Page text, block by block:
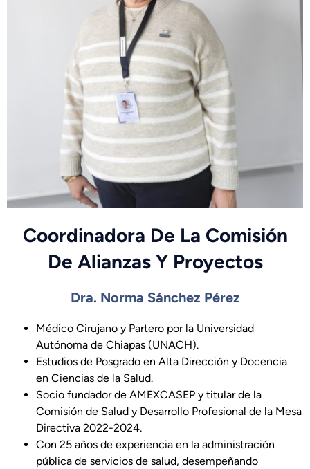
Coordinadora De La Comisión
De Alianzas Y Proyectos
Dra. Norma Sánchez Pérez
Médico Cirujano y Partero por la Universidad
Autónoma de Chiapas (UNACH).
Estudios de Posgrado en Alta Dirección y Docencia
en Ciencias de la Salud.
Socio fundador de AMEXCASEP y titular de la
Comisión de Salud y Desarrollo Profesional de la Mesa
Directiva 2022-2024.
Con 25 años de experiencia en la administración
pública de servicios de salud, desempeñando